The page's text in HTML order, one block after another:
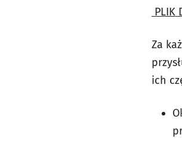
PLIK
Za
ich